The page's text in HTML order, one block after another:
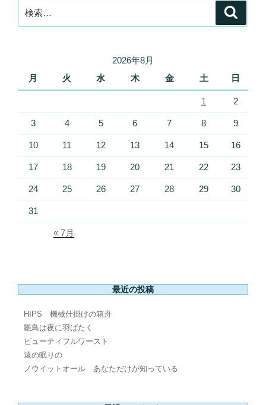
索:
2026年8月
月
火 水 木 金 土 日
1 2
3 4 5 6 7 8 9
10 11 12 13 14 15 16
17 18 19 20 21 22 23
24 25 26 27 28 29 30
31
« 7月
最近の投稿
HIPS 機械仕掛けの箱舟
雛鳥は夜に羽ばたく
ビューティフルワースト
遠の眠りの
ノウイットオール あなただけが知っている